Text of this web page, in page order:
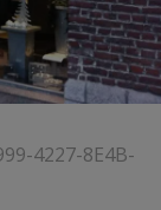
4227-8E4B-